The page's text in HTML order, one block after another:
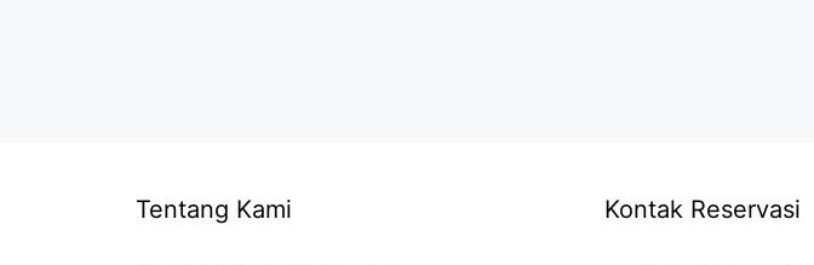
Tentang Kami Kontak Reservasi